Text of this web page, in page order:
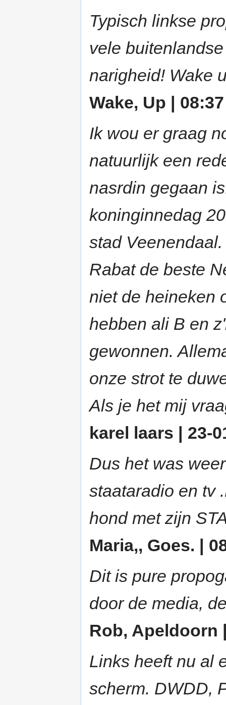
Typisch linkse
vele
narigheid! Wake
Wake, Up |
Ik wou er graag
natuurlijk een
nasrdin gegaan
koninginnedag
stad
Rabat de beste
niet de heineken
hebben ali B en
gewonnen.
onze strot te
Als je het mij
karel laars | 23-
Dus het was
staataradio en tv
hond met zijn
Maria,, Goes. |
Dit is pure
door de media,
Rob, Apeldoorn
Links heeft nu al
scherm. DWDD,